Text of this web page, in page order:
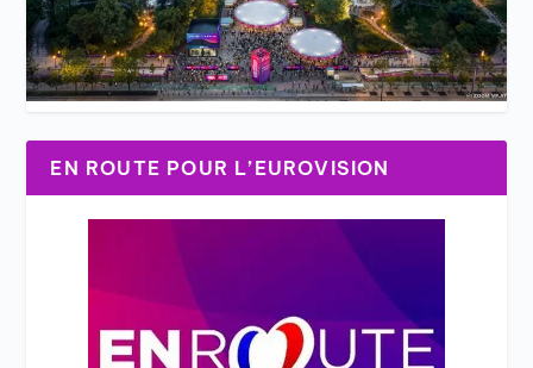
EN ROUTE POUR L’EUROVISION